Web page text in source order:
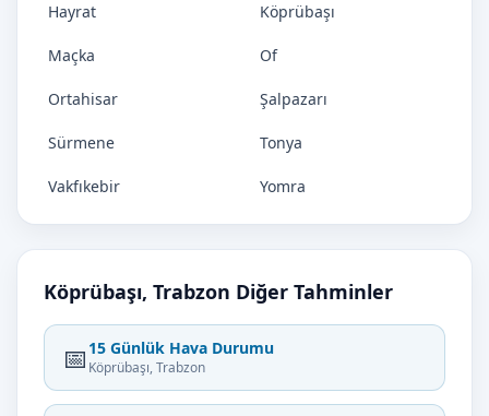
Hayrat Köprübaşı
Maçka Of
Ortahisar Şalpazarı
Sürmene Tonya
Vakfıkebir Yomra
Köprübaşı, Trabzon Diğer Tahminler
📅 15 Günlük Hava Durumu
Köprübaşı, Trabzon